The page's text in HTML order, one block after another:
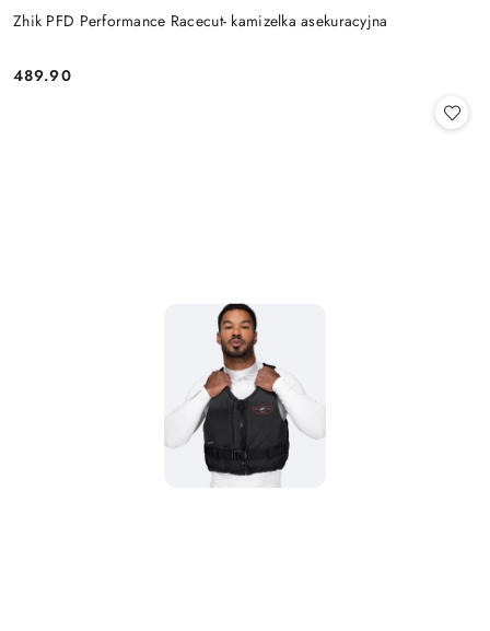
Zhik PFD Performance Racecut- kamizelka asekuracyjna
Cena:
489.90